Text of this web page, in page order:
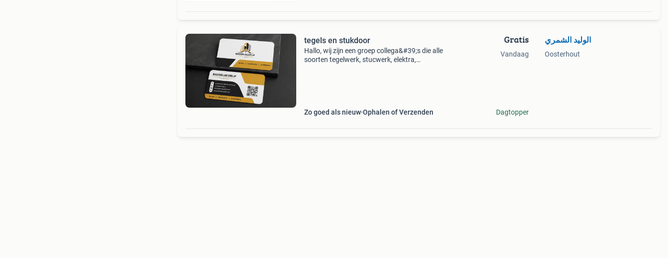
tegels en stukdoor
Hallo, wij zijn een groep collega&#39;s die alle
soorten tegelwerk, stucwerk, elektra,
Zo goed als nieuw Ophalen of Verzenden
Gratis
Vandaag
Dagtopper
الوليد الشمري
Oosterhout